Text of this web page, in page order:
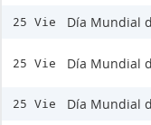
25 Vie Día Mundial
25 Vie Día Mundial
25 Vie Día Mundial